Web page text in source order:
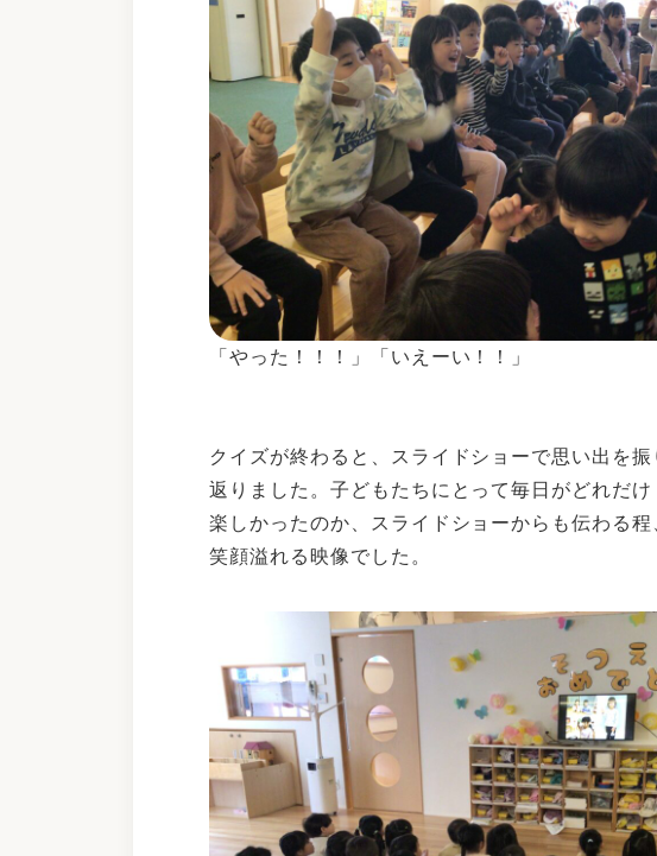
「やった！！！」「いえーい！！」
クイズが終わると、スライドショーで思い出を振
返りました。子どもたちにとって毎日がどれだけ
楽しかったのか、スライドショーからも伝わる程
笑顔溢れる映像でした。